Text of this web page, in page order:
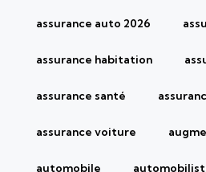
assurance auto 2026
assurance habitation
assurance santé
assurance voiture
automobile